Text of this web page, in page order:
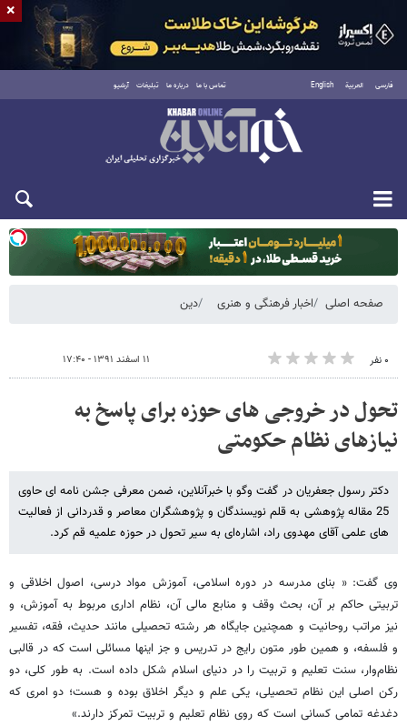
فارسی العربية English تماس با ما درباره ما تبلیغات آرشیو
دوشنبه ۱۹ مرداد ۱۴۰۵
صفحه اصلی اخبار فرهنگی و هنری دین
۰ نفر ۱۱ اسفند ۱۳۹۱ - ۱۷:۴۰
تحول در خروجی های حوزه برای پاسخ به
نیازهای نظام حکومتی
دکتر رسول جعفریان در گفت وگو با خبرآنلاین، ضمن معرفی جشن نامه ای حاوی
25 مقاله پژوهشی به قلم نویسندگان و پژوهشگران معاصر و قدردانی از فعالیت
های علمی آقای مهدوی راد، اشاره‌ای به سیر تحول در حوزه علمیه قم کرد.
وی گفت: « بنای مدرسه در دوره اسلامی، آموزش مواد درسی، اصول اخلاقی و
تربیتی حاکم بر آن، بحث وقف و منابع مالی آن، نظام اداری مربوط به آموزش، و
نیز مراتب روحانیت و همچنین جایگاه هر رشته تحصیلی مانند حدیث، فقه، تفسیر
و فلسفه، و همین طور متون رایج در تدریس و جز اینها مسائلی است که در قالبی
نظام‌وار، سنت تعلیم و تربیت را در دنیای اسلام شکل داده است. به طور کلی، دو
رکن اصلی این نظام تحصیلی، یکی علم و دیگر اخلاق بوده و هست؛ دو امری که
دغدغه تمامی کسانی است که روی نظام تعلیم و تربیت تمرکز دارند.»
×